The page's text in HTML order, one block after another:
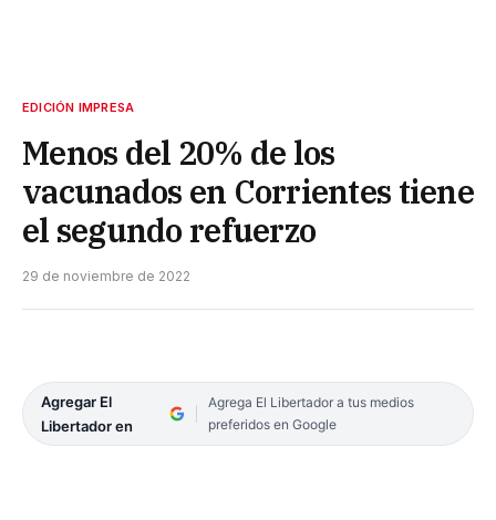
EDICIÓN IMPRESA
Menos del 20% de los
vacunados en Corrientes tiene
el segundo refuerzo
29 de noviembre de 2022
Agregar El
Libertador en
Agrega El Libertador a tus medios
preferidos en Google